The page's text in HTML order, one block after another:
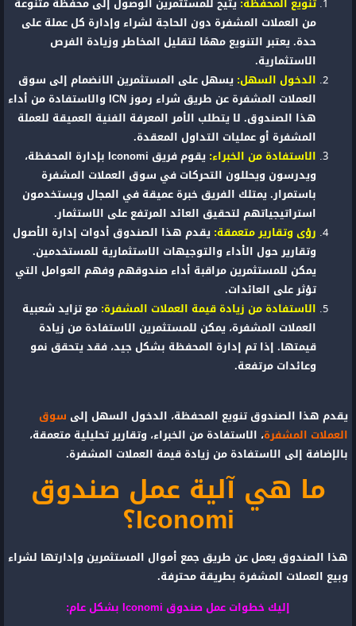
من العملات المشفرة دون الحاجة لشراء وإدارة كل عملة على
حدة. يعتبر التنويع مهمًا لتقليل المخاطر وزيادة الفرص
الاستثمارية.
الدخول السهل: يسهل على المستثمرين الانضمام إلى سوق
العملات المشفرة عن طريق شراء رموز ICN والاستفادة من أداء
هذا الصندوق. لا يتطلب الأمر المعرفة الفنية العميقة للعملة
المشفرة أو عمليات التداول المعقدة.
الاستفادة من الخبراء:
يقوم فريق Iconomi بإدارة المحفظة،
ويدرسون ويحللون التحركات في سوق العملات المشفرة
باستمرار. يمتلك الفريق خبرة عميقة في المجال ويستخدمون
استراتيجياتهم لتحقيق العائد المرتفع على الاستثمار.
رؤى وتقارير متعمقة: يقدم هذا الصندوق أدوات إدارة الأصول
وتقارير حول الأداء والتوجيهات الاستثمارية للمستخدمين.
يمكن للمستثمرين مراقبة أداء صندوقهم وفهم العوامل التي
تؤثر على العائدات.
الاستفادة من زيادة قيمة العملات المشفرة: مع تزايد شعبية
العملات المشفرة، يمكن للمستثمرين الاستفادة من زيادة
قيمتها. إذا تم إدارة المحفظة بشكل جيد، فقد يتحقق نمو
وعائدات مرتفعة.
يقدم هذا الصندوق تنويع المحفظة، الدخول السهل إلى سوق
العملات المشفرة، الاستفادة من الخبراء، وتقارير تحليلية متعمقة،
بالإضافة إلى الاستفادة من زيادة قيمة العملات المشفرة.
ما هي آلية عمل صندوق
Iconomi؟
هذا الصندوق يعمل عن طريق جمع أموال المستثمرين وإدارتها لشراء
وبيع العملات المشفرة بطريقة محترفة.
إليك خطوات عمل صندوق Iconomi بشكل عام: